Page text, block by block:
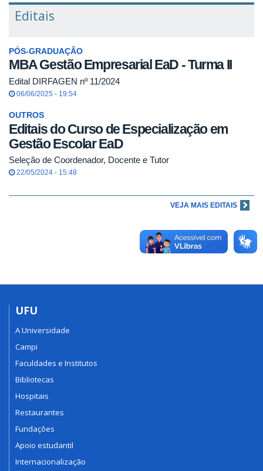
Editais
PÓS-GRADUAÇÃO
MBA Gestão Empresarial EaD - Turma II
Edital DIRFAGEN nº 11/2024
06/06/2025 - 19:54
OUTROS
Editais do Curso de Especialização em
Gestão Escolar EaD
Seleção de Coordenador, Docente e Tutor
22/05/2024 - 15:48
VEJA MAIS EDITAIS
UFU
A Universidade
Campi
Faculdades e Institutos
Bibliotecas
Hospitais
Restaurantes
Fundações
Apoio estudantil
Internacionalização